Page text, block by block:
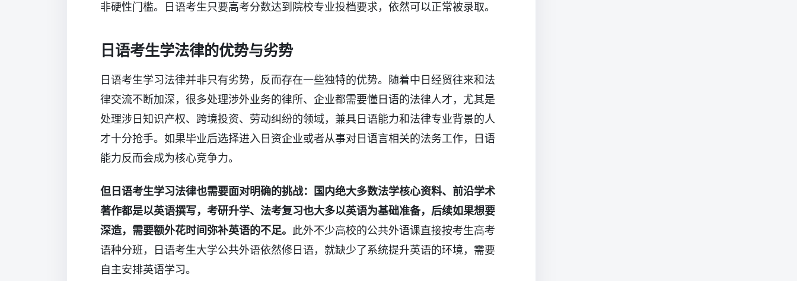
非硬性门槛。日语考生只要高考分数达到院校专业投档要求，依然可以正常被录取。
日语考生学法律的优势与劣势
日语考生学习法律并非只有劣势，反而存在一些独特的优势。随着中日经贸往来和法
律交流不断加深，很多处理涉外业务的律所、企业都需要懂日语的法律人才，尤其是
处理涉日知识产权、跨境投资、劳动纠纷的领域，兼具日语能力和法律专业背景的人
才十分抢手。如果毕业后选择进入日资企业或者从事对日语言相关的法务工作，日语
能力反而会成为核心竞争力。
但日语考生学习法律也需要面对明确的挑战：国内绝大多数法学核心资料、前沿学术
著作都是以英语撰写，考研升学、法考复习也大多以英语为基础准备，后续如果想要
深造，需要额外花时间弥补英语的不足。 此外不少高校的公共外语课直接按考生高考
语种分班，日语考生大学公共外语依然修日语，就缺少了系统提升英语的环境，需要
自主安排英语学习。